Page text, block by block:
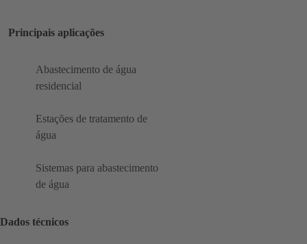
Principais aplicações
Abastecimento de água
residencial
Estações de tratamento de
água
Sistemas para abastecimento
de água
Dados técnicos